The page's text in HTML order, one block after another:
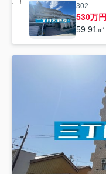
302
530万円
59.91㎡